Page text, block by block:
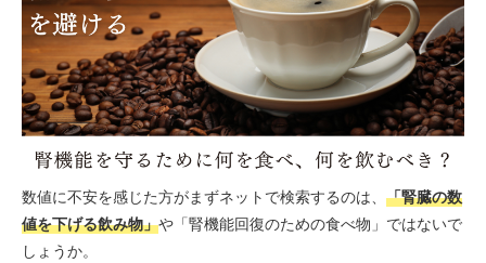
数値に不安を感じた方がまずネットで検索するのは、 「腎臓の数
値を下げる飲み物」や「腎機能回復のための食べ物」ではないで
しょうか。